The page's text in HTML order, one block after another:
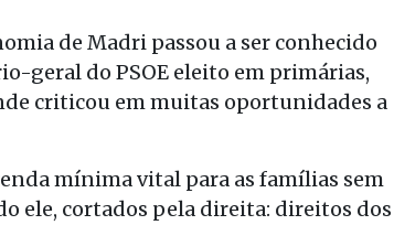
de Madri passou a ser conhecido
geral do PSOE eleito em primárias,
criticou em muitas oportunidades a
mínima vital para as famílias sem
ele, cortados pela direita: direitos dos